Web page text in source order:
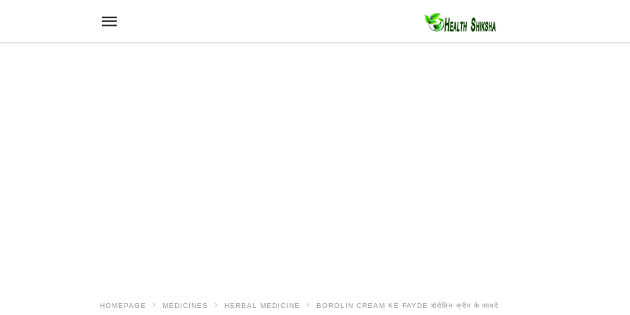
HOMEPAGE MEDICINES HERBAL MEDICINE BOROLIN CREAM KE FAYDE बोरोलिन क्रीम के फायदे